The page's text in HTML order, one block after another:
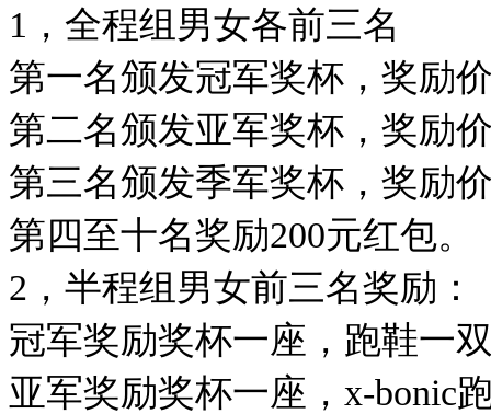
1，全程组男女各前三名
第一名颁发冠军奖杯，奖励
第二名颁发亚军奖杯，奖励
第三名颁发季军奖杯，奖励
第四至十名奖励200元红包。
2，半程组男女前三名奖励：
冠军奖励奖杯一座，跑鞋一
亚军奖励奖杯一座，x-bonic